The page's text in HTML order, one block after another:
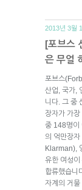
2013년 3월
[포브스
은 무얼
포브스
산업, 국가,
니다. 그 중
장자가 가
중 148명이
의 억만장
Klarman),
유한 여성
합류했습니
자계의 거물